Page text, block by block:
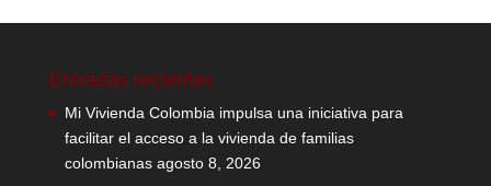
Entradas recientes
Mi Vivienda Colombia impulsa una iniciativa para
facilitar el acceso a la vivienda de familias
colombianas agosto 8, 2026